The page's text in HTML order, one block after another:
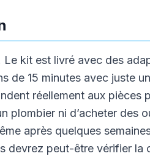
Le kit est livré avec des
de 15 minutes avec juste
réellement aux pièces
plombier ni d’acheter des
après quelques
devrez peut-être vérifier la